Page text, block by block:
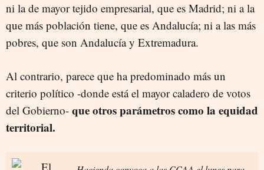
ni la de mayor tejido empresarial, que es Madrid; ni a la
que más población tiene, que es Andalucía; ni a las más
pobres, que son Andalucía y Extremadura.
Al contrario, parece que ha predominado más un
criterio político -donde está el mayor caladero de votos
del Gobierno- que otros parámetros como la equidad
territorial.